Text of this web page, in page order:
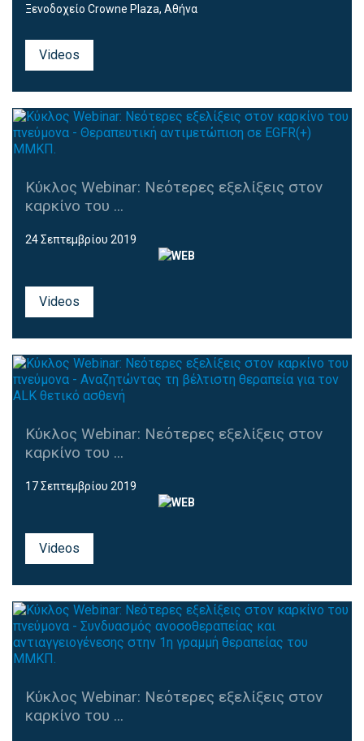
Ξενοδοχείο Crowne Plaza, Αθήνα
Videos
Κύκλος Webinar: Νεότερες εξελίξεις στον
καρκίνο του ...
24 Σεπτεμβρίου 2019
Videos
Κύκλος Webinar: Νεότερες εξελίξεις στον
καρκίνο του ...
17 Σεπτεμβρίου 2019
Videos
Κύκλος Webinar: Νεότερες εξελίξεις στον
καρκίνο του ...